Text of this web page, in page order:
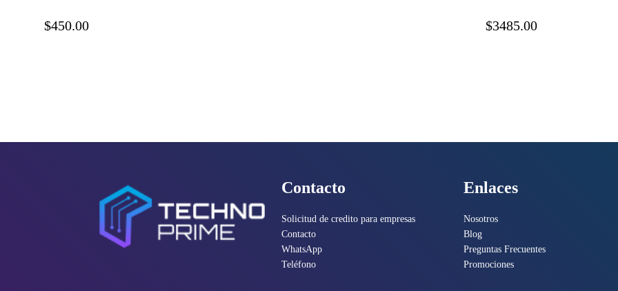
$450.00 $3485.00
Contacto
Solicitud de credito para empresas
Contacto
WhatsApp
Teléfono
Enlaces
Nosotros
Blog
Preguntas Frecuentes
Promociones